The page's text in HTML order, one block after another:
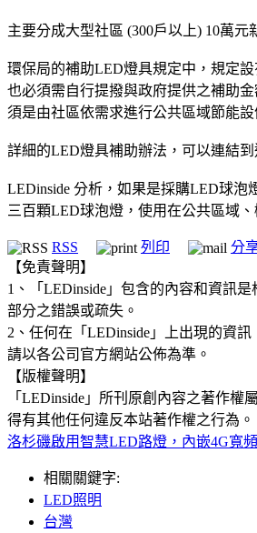
主要分成大型社區 (300戶以上) 10萬
環保局的補助LED燈具規定中，規定
也必須需自行提撥與政府提供之補助
須是由社區依需求進行公共區域節能
詳細的LED燈具補助辦法，可以連結到
LEDinside 分析，如果是採購LED球
三百顆LED球泡燈，使用在公共區域、
RSS 列印 分
【免責聲明】
1、「LEDinside」包含的內容和資訊
部分之錯誤或疏失。
2、任何在「LEDinside」上出現的資
請以各公司官方網站公佈為準。
【版權聲明】
「LEDinside」所刊原創內容之著作
得有其他任何違反本站著作權之行為。
洛杉磯啟用智慧LED路燈，內嵌4G寬
相關關鍵字:
LED照明
台灣